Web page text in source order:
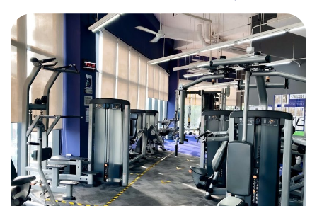
MINTE SĂNĂTOASĂ ÎNTR-